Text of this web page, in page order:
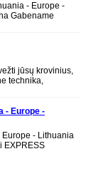
- Europe -
Gabename
jūsų krovinius,
technika,
- Europe -
- Lithuania
EXPRESS